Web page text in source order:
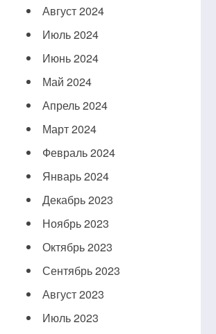
Август 2024
Июль 2024
Июнь 2024
Май 2024
Апрель 2024
Март 2024
Февраль 2024
Январь 2024
Декабрь 2023
Ноябрь 2023
Октябрь 2023
Сентябрь 2023
Август 2023
Июль 2023